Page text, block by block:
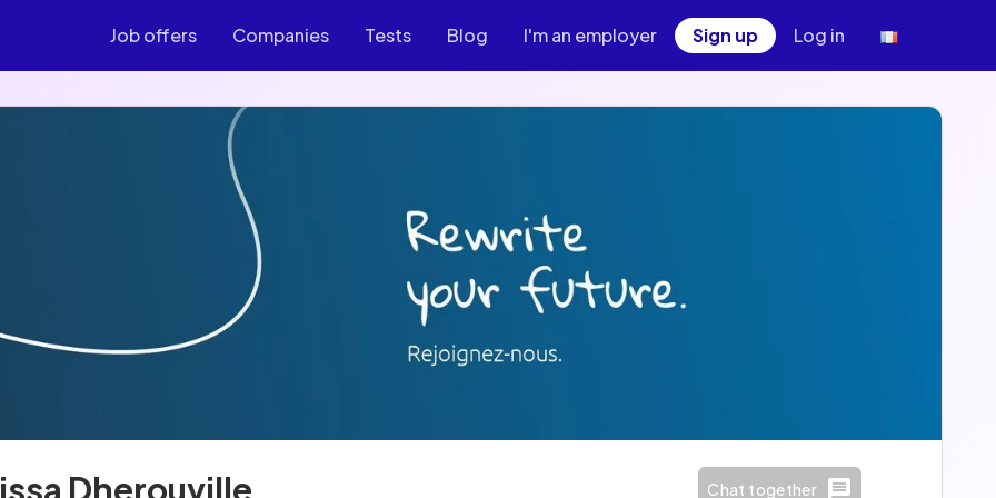
Job offers Companies Tests Blog I'm an employer Sign up Log in
Dherouville Chat together